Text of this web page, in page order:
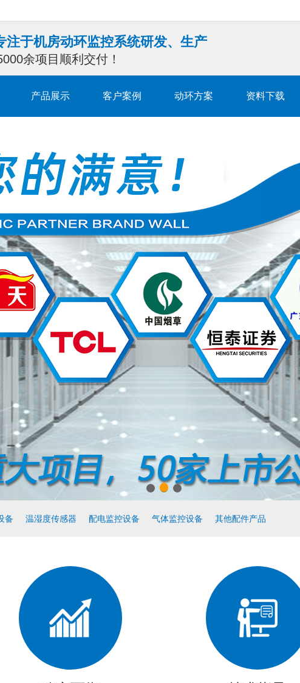
注于机房动环监控系统研发、生产
余项目顺利交付！
产品展示 客户案例 动环方案 资料下载
备 温湿度传感器 配电监控设备 气体监控设备 其他配件产品